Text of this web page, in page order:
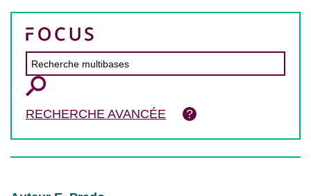
RECHERCHE AVANCÉE